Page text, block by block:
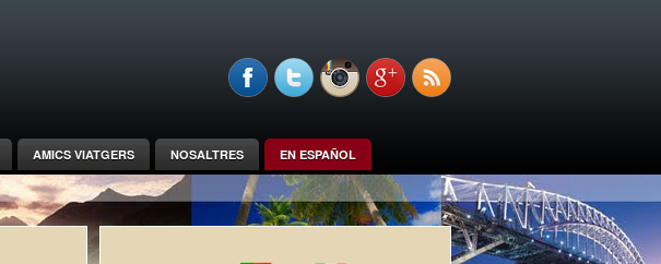
AMICS VIATGERS NOSALTRES EN ESPAÑOL